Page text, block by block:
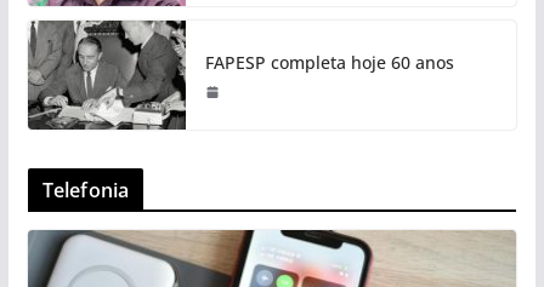
FAPESP completa hoje 60 anos
Telefonia